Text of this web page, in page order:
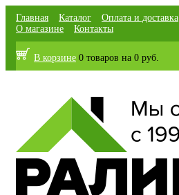
Главная Каталог Оплата и доставка
О магазине
Контакты
В корзине 0 товаров на 0 руб.